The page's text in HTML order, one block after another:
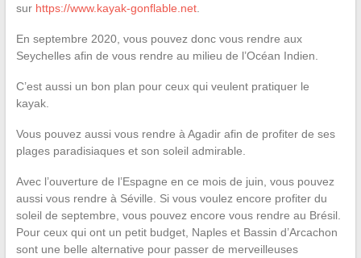
sur https://www.kayak-gonflable.net.
En septembre 2020, vous pouvez donc vous rendre aux
Seychelles afin de vous rendre au milieu de l’Océan Indien.
C’est aussi un bon plan pour ceux qui veulent pratiquer le
kayak.
Vous pouvez aussi vous rendre à Agadir afin de profiter de ses
plages paradisiaques et son soleil admirable.
Avec l’ouverture de l’Espagne en ce mois de juin, vous pouvez
aussi vous rendre à Séville. Si vous voulez encore profiter du
soleil de septembre, vous pouvez encore vous rendre au Brésil.
Pour ceux qui ont un petit budget, Naples et Bassin d’Arcachon
sont une belle alternative pour passer de merveilleuses